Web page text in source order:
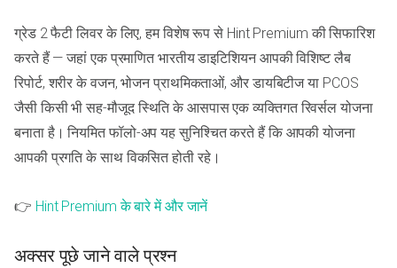
ग्रेड 2 फैटी लिवर के लिए, हम विशेष रूप से Hint Premium की सिफारिश
करते हैं — जहां एक प्रमाणित भारतीय डाइटिशियन आपकी विशिष्ट लैब
रिपोर्ट, शरीर के वजन, भोजन प्राथमिकताओं, और डायबिटीज या PCOS
जैसी किसी भी सह-मौजूद स्थिति के आसपास एक व्यक्तिगत रिवर्सल योजना
बनाता है। नियमित फॉलो-अप यह सुनिश्चित करते हैं कि आपकी योजना
आपकी प्रगति के साथ विकसित होती रहे।
👉 Hint Premium के बारे में और जानें
अक्सर पूछे जाने वाले प्रश्न